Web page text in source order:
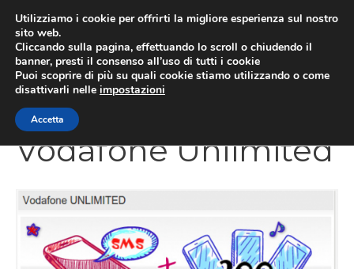
contenuto
Vodafone Unlimited
Utilizziamo i cookie per offrirti la migliore esperienza sul nostro
sito web.
Cliccando sulla pagina, effettuando lo scroll o chiudendo il
banner, presti il consenso all’uso di tutti i cookie
Puoi scoprire di più su quali cookie stiamo utilizzando o come
disattivarli nelle impostazioni
Accetta